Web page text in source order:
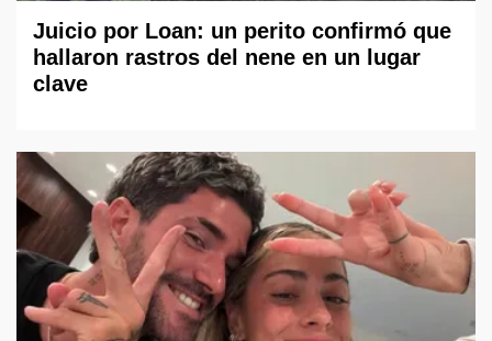
Juicio por Loan: un perito confirmó que
hallaron rastros del nene en un lugar
clave